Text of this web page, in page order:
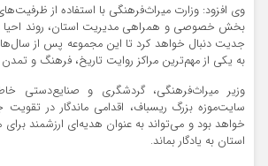
وی افزود: وزارت میراث‌فرهنگی با استفاده از
بخش خصوصی و همراهی مدیریت استان، روند احیا و
جدیت دنبال خواهد کرد تا این مجموعه پس از سال‌ها
به یکی از مهم‌ترین مراکز روایت تاریخ، فرهنگ و
وزیر میراث‌فرهنگی، گردشگری و صنایع‌دستی
سایت‌موزه بزرگ ریسباف، اقدامی ماندگار در تقویت
خواهد بود و می‌تواند به عنوان هدیه‌ای ارزشمند
استان به یادگار بماند.